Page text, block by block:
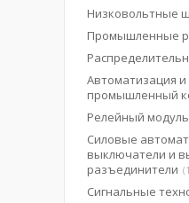
Низковольтные
Промышленные
Автоматизация и
промышленный
Релейный модуль
Силовые
выключатели и
разъединители
Сигнальные